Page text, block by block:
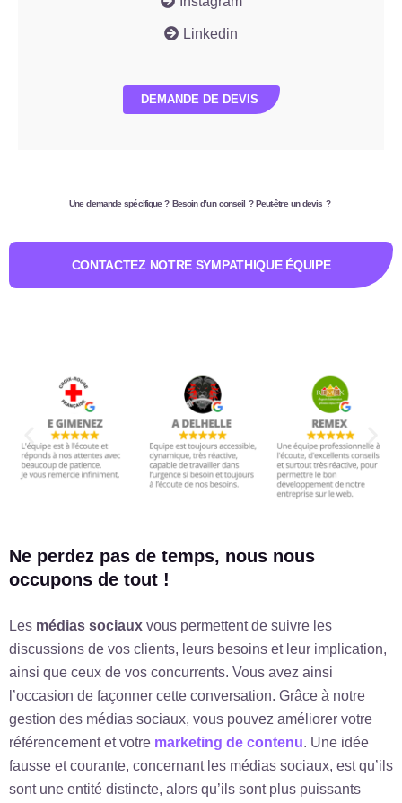
Linkedin
DEMANDE DE DEVIS
Une demande spécifique ? Besoin d’un conseil ? Peut-être un devis ?
CONTACTEZ NOTRE SYMPATHIQUE ÉQUIPE
Ne perdez pas de temps, nous nous
occupons de tout !
Les médias sociaux vous permettent de suivre les
discussions de vos clients, leurs besoins et leur implication,
ainsi que ceux de vos concurrents. Vous avez ainsi
l’occasion de façonner cette conversation. Grâce à notre
gestion des médias sociaux, vous pouvez améliorer votre
référencement et votre marketing de contenu. Une idée
fausse et courante, concernant les médias sociaux, est qu’ils
sont une entité distincte, alors qu’ils sont plus puissants